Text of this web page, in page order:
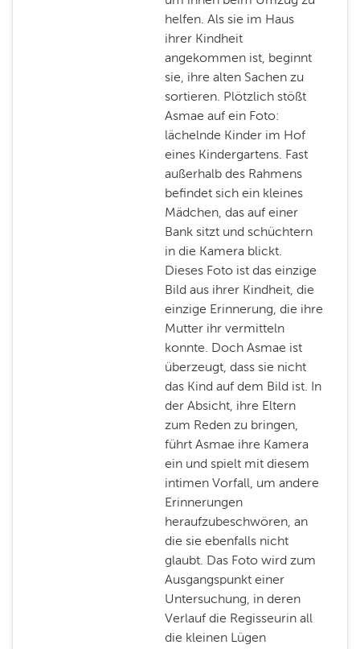
helfen. Als sie im Haus
ihrer Kindheit
angekommen ist, beginnt
sie, ihre alten Sachen zu
sortieren. Plötzlich stößt
Asmae auf ein Foto:
lächelnde Kinder im Hof
eines Kindergartens. Fast
außerhalb des Rahmens
befindet sich ein kleines
Mädchen, das auf einer
Bank sitzt und schüchtern
in die Kamera blickt.
Dieses Foto ist das einzige
Bild aus ihrer Kindheit, die
einzige Erinnerung, die ihre
Mutter ihr vermitteln
konnte. Doch Asmae ist
überzeugt, dass sie nicht
das Kind auf dem Bild ist. In
der Absicht, ihre Eltern
zum Reden zu bringen,
führt Asmae ihre Kamera
ein und spielt mit diesem
intimen Vorfall, um andere
Erinnerungen
heraufzubeschwören, an
die sie ebenfalls nicht
glaubt. Das Foto wird zum
Ausgangspunkt einer
Untersuchung, in deren
Verlauf die Regisseurin all
die kleinen Lügen